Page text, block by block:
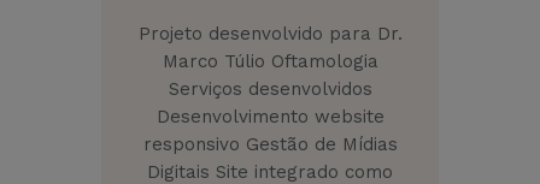
Projeto desenvolvido para Dr.
Marco Túlio Oftamologia
Serviços desenvolvidos
Desenvolvimento website
responsivo Gestão de Mídias
Digitais Site integrado como